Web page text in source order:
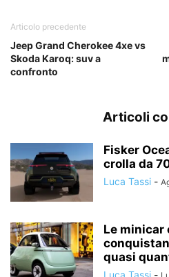
Articolo precedente
Jeep Grand Cherokee 4xe vs
Skoda Karoq: suv a
confronto
Articoli
Fisker
crolla da
Luca Tassi -
Le
quasi
Luca Tassi -